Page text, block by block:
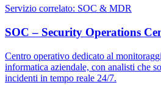
Servizio correlato: SOC & MDR
SOC – Security Operations
Centro operativo dedicato al
informatica aziendale, con analisti che
incidenti in tempo reale 24/7.